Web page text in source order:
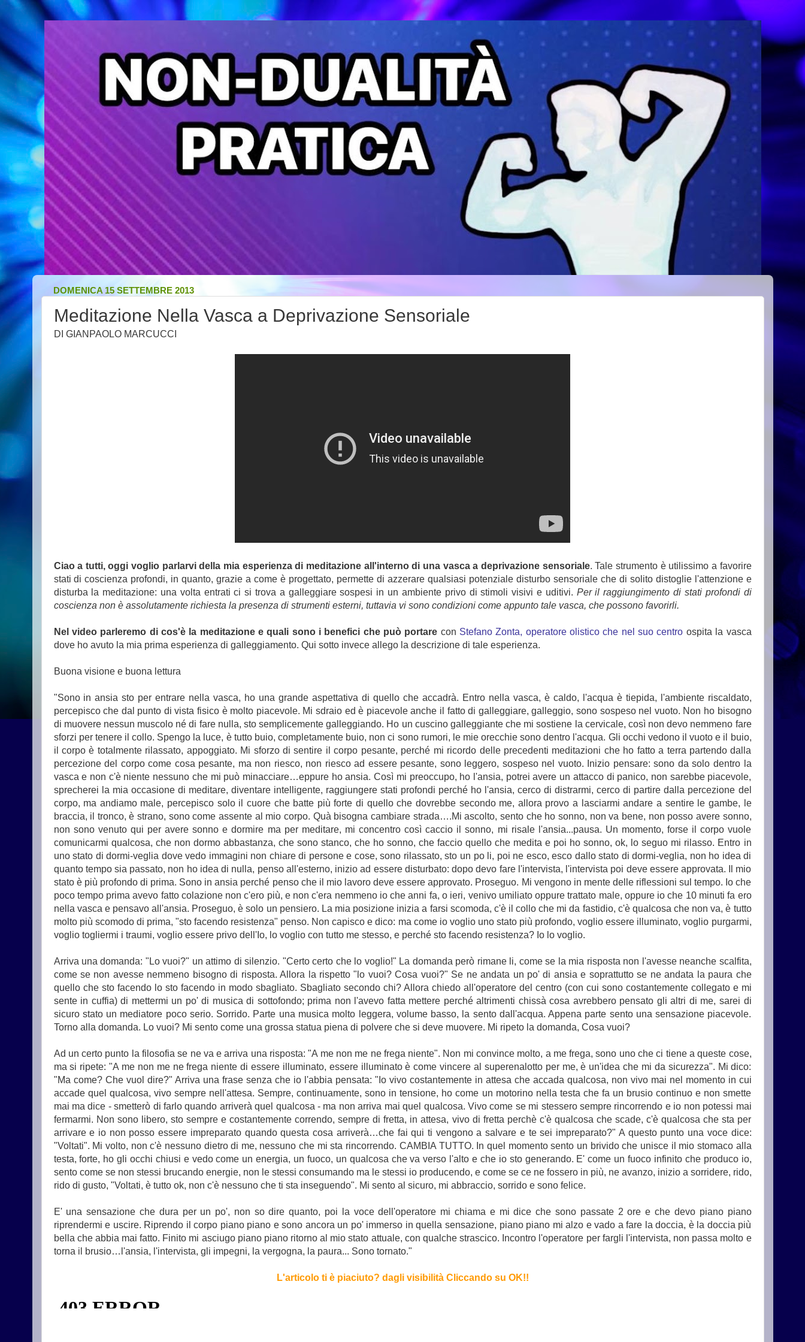
DOMENICA 15 SETTEMBRE 2013
Meditazione Nella Vasca a Deprivazione Sensoriale
DI GIANPAOLO MARCUCCI
Ciao a tutti, oggi voglio parlarvi della mia esperienza di meditazione all'interno di una vasca a deprivazione sensoriale. Tale strumento è utilissimo a favorire
stati di coscienza profondi, in quanto, grazie a come è progettato, permette di azzerare qualsiasi potenziale disturbo sensoriale che di solito distoglie l'attenzione e
disturba la meditazione: una volta entrati ci si trova a galleggiare sospesi in un ambiente privo di stimoli visivi e uditivi. Per il raggiungimento di stati profondi di
coscienza non è assolutamente richiesta la presenza di strumenti esterni, tuttavia vi sono condizioni come appunto tale vasca, che possono favorirli.
Nel video parleremo di cos'è la meditazione e quali sono i benefici che può portare con Stefano Zonta, operatore olistico che nel suo centro ospita la vasca
dove ho avuto la mia prima esperienza di galleggiamento. Qui sotto invece allego la descrizione di tale esperienza.
Buona visione e buona lettura
"Sono in ansia sto per entrare nella vasca, ho una grande aspettativa di quello che accadrà. Entro nella vasca, è caldo, l'acqua è tiepida, l'ambiente riscaldato,
percepisco che dal punto di vista fisico è molto piacevole. Mi sdraio ed è piacevole anche il fatto di galleggiare, galleggio, sono sospeso nel vuoto. Non ho bisogno
di muovere nessun muscolo né di fare nulla, sto semplicemente galleggiando. Ho un cuscino galleggiante che mi sostiene la cervicale, così non devo nemmeno fare
sforzi per tenere il collo. Spengo la luce, è tutto buio, completamente buio, non ci sono rumori, le mie orecchie sono dentro l'acqua. Gli occhi vedono il vuoto e il buio,
il corpo è totalmente rilassato, appoggiato. Mi sforzo di sentire il corpo pesante, perché mi ricordo delle precedenti meditazioni che ho fatto a terra partendo dalla
percezione del corpo come cosa pesante, ma non riesco, non riesco ad essere pesante, sono leggero, sospeso nel vuoto. Inizio pensare: sono da solo dentro la
vasca e non c'è niente nessuno che mi può minacciare…eppure ho ansia. Così mi preoccupo, ho l'ansia, potrei avere un attacco di panico, non sarebbe piacevole,
sprecherei la mia occasione di meditare, diventare intelligente, raggiungere stati profondi perché ho l'ansia, cerco di distrarmi, cerco di partire dalla percezione del
corpo, ma andiamo male, percepisco solo il cuore che batte più forte di quello che dovrebbe secondo me, allora provo a lasciarmi andare a sentire le gambe, le
braccia, il tronco, è strano, sono come assente al mio corpo. Quà bisogna cambiare strada….Mi ascolto, sento che ho sonno, non va bene, non posso avere sonno,
non sono venuto qui per avere sonno e dormire ma per meditare, mi concentro così caccio il sonno, mi risale l'ansia...pausa. Un momento, forse il corpo vuole
comunicarmi qualcosa, che non dormo abbastanza, che sono stanco, che ho sonno, che faccio quello che medita e poi ho sonno, ok, lo seguo mi rilasso. Entro in
uno stato di dormi-veglia dove vedo immagini non chiare di persone e cose, sono rilassato, sto un po li, poi ne esco, esco dallo stato di dormi-veglia, non ho idea di
quanto tempo sia passato, non ho idea di nulla, penso all'esterno, inizio ad essere disturbato: dopo devo fare l'intervista, l'intervista poi deve essere approvata. Il mio
stato è più profondo di prima. Sono in ansia perché penso che il mio lavoro deve essere approvato. Proseguo. Mi vengono in mente delle riflessioni sul tempo. Io che
poco tempo prima avevo fatto colazione non c'ero più, e non c'era nemmeno io che anni fa, o ieri, venivo umiliato oppure trattato male, oppure io che 10 minuti fa ero
nella vasca e pensavo all'ansia. Proseguo, è solo un pensiero. La mia posizione inizia a farsi scomoda, c'è il collo che mi da fastidio, c'è qualcosa che non va, è tutto
molto più scomodo di prima, "sto facendo resistenza" penso. Non capisco e dico: ma come io voglio uno stato più profondo, voglio essere illuminato, voglio purgarmi,
voglio togliermi i traumi, voglio essere privo dell'Io, lo voglio con tutto me stesso, e perché sto facendo resistenza? Io lo voglio.
Arriva una domanda: "Lo vuoi?" un attimo di silenzio. "Certo certo che lo voglio!" La domanda però rimane li, come se la mia risposta non l'avesse neanche scalfita,
come se non avesse nemmeno bisogno di risposta. Allora la rispetto "lo vuoi? Cosa vuoi?" Se ne andata un po' di ansia e soprattutto se ne andata la paura che
quello che sto facendo lo sto facendo in modo sbagliato. Sbagliato secondo chi? Allora chiedo all'operatore del centro (con cui sono costantemente collegato e mi
sente in cuffia) di mettermi un po' di musica di sottofondo; prima non l'avevo fatta mettere perché altrimenti chissà cosa avrebbero pensato gli altri di me, sarei di
sicuro stato un mediatore poco serio. Sorrido. Parte una musica molto leggera, volume basso, la sento dall'acqua. Appena parte sento una sensazione piacevole.
Torno alla domanda. Lo vuoi? Mi sento come una grossa statua piena di polvere che si deve muovere. Mi ripeto la domanda, Cosa vuoi?
Ad un certo punto la filosofia se ne va e arriva una risposta: "A me non me ne frega niente". Non mi convince molto, a me frega, sono uno che ci tiene a queste cose,
ma si ripete: "A me non me ne frega niente di essere illuminato, essere illuminato è come vincere al superenalotto per me, è un'idea che mi da sicurezza". Mi dico:
"Ma come? Che vuol dire?" Arriva una frase senza che io l'abbia pensata: "Io vivo costantemente in attesa che accada qualcosa, non vivo mai nel momento in cui
accade quel qualcosa, vivo sempre nell'attesa. Sempre, continuamente, sono in tensione, ho come un motorino nella testa che fa un brusio continuo e non smette
mai ma dice - smetterò di farlo quando arriverà quel qualcosa - ma non arriva mai quel qualcosa. Vivo come se mi stessero sempre rincorrendo e io non potessi mai
fermarmi. Non sono libero, sto sempre e costantemente correndo, sempre di fretta, in attesa, vivo di fretta perchè c'è qualcosa che scade, c'è qualcosa che sta per
arrivare e io non posso essere impreparato quando questa cosa arriverà…che fai qui ti vengono a salvare e te sei impreparato?" A questo punto una voce dice:
"Voltati". Mi volto, non c'è nessuno dietro di me, nessuno che mi sta rincorrendo. CAMBIA TUTTO. In quel momento sento un brivido che unisce il mio stomaco alla
testa, forte, ho gli occhi chiusi e vedo come un energia, un fuoco, un qualcosa che va verso l'alto e che io sto generando. E' come un fuoco infinito che produco io,
sento come se non stessi brucando energie, non le stessi consumando ma le stessi io producendo, e come se ce ne fossero in più, ne avanzo, inizio a sorridere, rido,
rido di gusto, "Voltati, è tutto ok, non c'è nessuno che ti sta inseguendo". Mi sento al sicuro, mi abbraccio, sorrido e sono felice.
E' una sensazione che dura per un po', non so dire quanto, poi la voce dell'operatore mi chiama e mi dice che sono passate 2 ore e che devo piano piano
riprendermi e uscire. Riprendo il corpo piano piano e sono ancora un po' immerso in quella sensazione, piano piano mi alzo e vado a fare la doccia, è la doccia più
bella che abbia mai fatto. Finito mi asciugo piano piano ritorno al mio stato attuale, con qualche strascico. Incontro l'operatore per fargli l'intervista, non passa molto e
torna il brusio…l'ansia, l'intervista, gli impegni, la vergogna, la paura... Sono tornato."
L'articolo ti è piaciuto? dagli visibilità Cliccando su OK!!